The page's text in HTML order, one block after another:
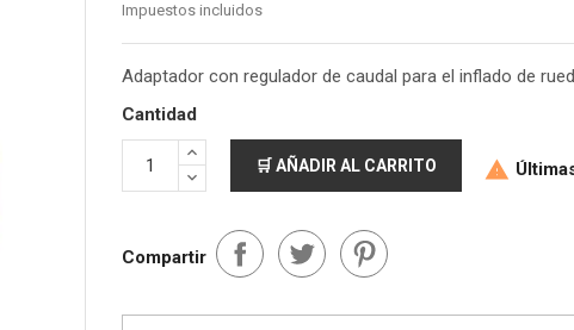
Impuestos incluidos
Adaptador con regulador de caudal para el inflado de
Cantidad
🛒 AÑADIR AL CARRITO 
Compartir